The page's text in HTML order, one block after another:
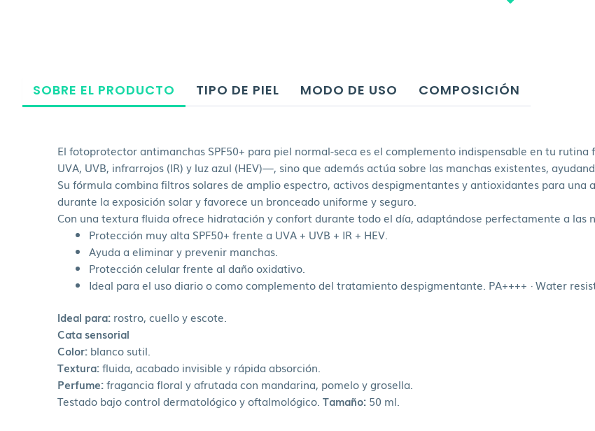
SOBRE EL PRODUCTO TIPO DE PIEL MODO DE USO COMPOSICIÓN
El fotoprotector antimanchas SPF50+ para piel normal-seca es el complemento indispensable en tu
UVA, UVB, infrarrojos (IR) y luz azul (HEV)—, sino que además actúa sobre las manchas existentes,
Su fórmula combina filtros solares de amplio espectro, activos despigmentantes y antioxidantes para
durante la exposición solar y favorece un bronceado uniforme y seguro.
Con una textura fluida ofrece hidratación y confort durante todo el día, adaptándose perfectamente a las
Protección muy alta SPF50+ frente a UVA + UVB + IR + HEV.
Ayuda a eliminar y prevenir manchas.
Protección celular frente al daño oxidativo.
Ideal para el uso diario o como complemento del tratamiento despigmentante. PA++++ · Water
Ideal para: rostro, cuello y escote.
Cata sensorial
Color: blanco sutil.
Textura:fluida, acabado invisible y rápida absorción.
Perfume:fragancia floral y afrutada con mandarina, pomelo y grosella.
Testado bajo control dermatológico y oftalmológico. Tamaño: 50 ml.